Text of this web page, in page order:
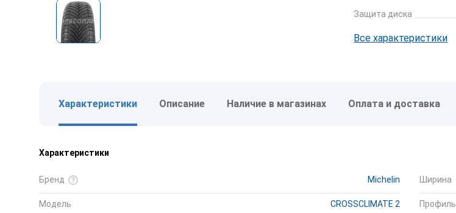
Защита диска
Все характеристики
Характеристики Описание Наличие в магазинах Оплата и доставка
Характеристики
Бренд Michelin
Модель CROSSCLIMATE 2
Ширина
Профиль